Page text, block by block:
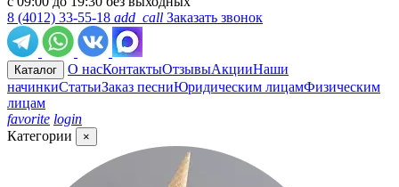
8 (4012) 33-55-18 add_call Заказать звонок
Каталог О насКонтактыОтзывыАкцииНаши
начинкиСтатьиЗаказ песниЮридическим лицамФизическим
лицам
favorite login
Категории
×